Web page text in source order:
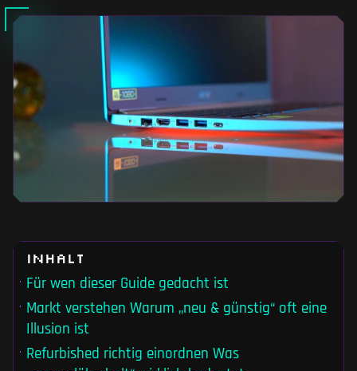
Inhalt
Für wen dieser Guide gedacht ist
Markt verstehen Warum „neu & günstig“ oft eine
Illusion ist
Refurbished richtig einordnen Was